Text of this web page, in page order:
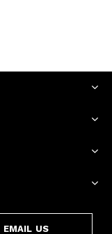
EMAIL US